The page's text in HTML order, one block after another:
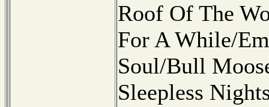
Roof Of The
For A While/
Soul/Bull
Sleepless